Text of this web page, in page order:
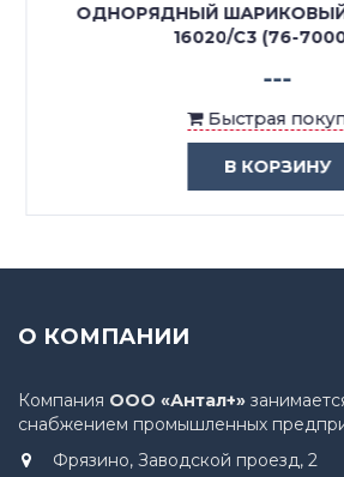
ОДНОРЯДНЫЙ
16020/C3 (76-
---
Быстрая
В КОРЗИНУ
О КОМПАНИИ
Компания ООО «Антал+»
снабжением промышленных
Фрязино, Заводской проезд, 2